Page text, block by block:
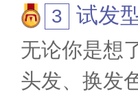
试发
无论你是想
头发、换发